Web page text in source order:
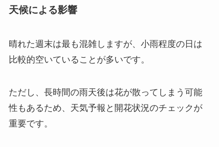
天候による影響
晴れた週末は最も混雑しますが、小雨程度の日は
比較的空いていることが多いです。
ただし、長時間の雨天後は花が散ってしまう可能
性もあるため、天気予報と開花状況のチェックが
重要です。